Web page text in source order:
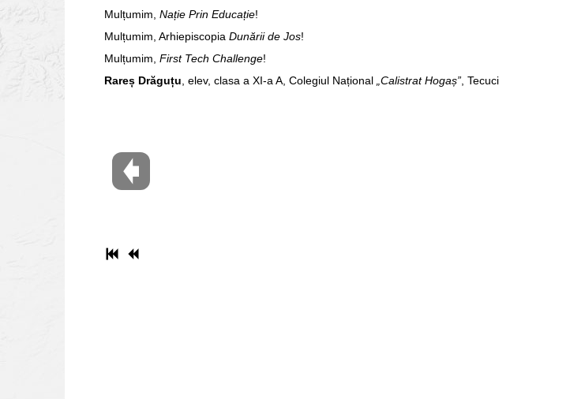
Mulțumim, Nație Prin Educație!
Mulțumim, Arhiepiscopia Dunării de Jos!
Mulțumim, First Tech Challenge!
Rareș Drăguțu, elev, clasa a XI-a A, Colegiul Național „Calistrat Hogaș”, Tecuci